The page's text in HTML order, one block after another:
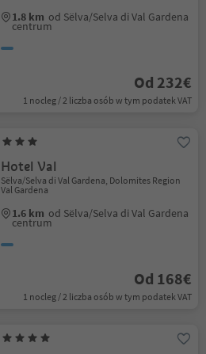
1.8 km od Sëlva/Selva di Val Gardena
centrum
Od 232€
1 nocleg / 2 liczba osób w tym podatek VAT
Hotel Val
Sëlva/Selva di Val Gardena, Dolomites Region
Val Gardena
1.6 km od Sëlva/Selva di Val Gardena
centrum
Od 168€
1 nocleg / 2 liczba osób w tym podatek VAT